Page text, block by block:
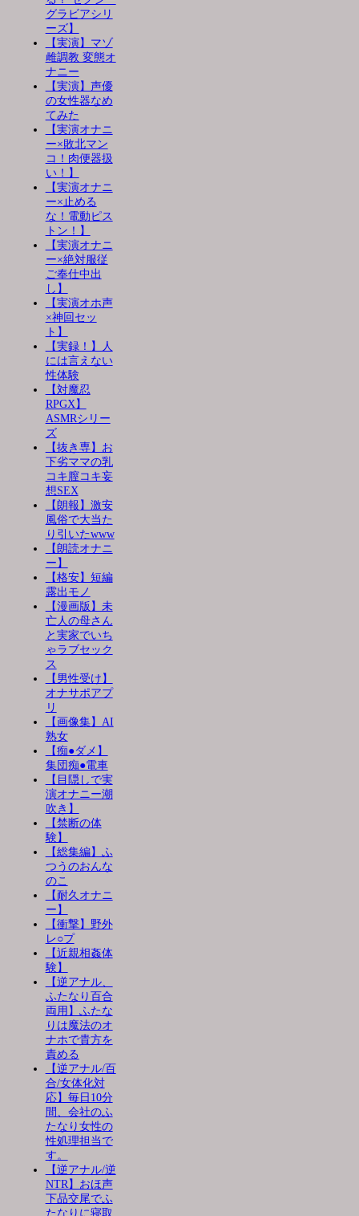
グラビアシリ
ーズ】
【実演】マゾ
雌調教 変態オ
ナニー
【実演】声優
の女性器なめ
てみた
【実演オナニ
ー×敗北マン
コ！肉便器扱
い！】
【実演オナニ
ー×止める
な！電動ピス
トン！】
【実演オナニ
ー×絶対服従
ご奉仕中出
し】
【実演オホ声
×神回セッ
ト】
【実録！】人
には言えない
性体験
【対魔忍
RPGX】
ASMRシリー
ズ
【抜き専】お
下劣ママの乳
コキ膣コキ妄
想SEX
【朗報】激安
風俗で大当た
り引いたwww
【朗読オナニ
ー】
【格安】短編
露出モノ
【漫画版】未
亡人の母さん
と実家でいち
ゃラブセック
ス
【男性受け】
オナサポアプ
リ
【画像集】AI
熟女
【痴●ダメ】
集団痴●電車
【目隠しで実
演オナニー潮
吹き】
【禁断の体
験】
【総集編】ふ
つうのおんな
のこ
【耐久オナニ
ー】
【衝撃】野外
レ○プ
【近親相姦体
験】
【逆アナル、
ふたなり百合
両用】ふたな
りは魔法のオ
ナホで貴方を
責める
【逆アナル/百
合/女体化対
応】毎日10分
間、会社のふ
たなり女性の
性処理担当で
す。
【逆アナル/逆
NTR】おほ声
下品交尾でふ
たなりに寝取